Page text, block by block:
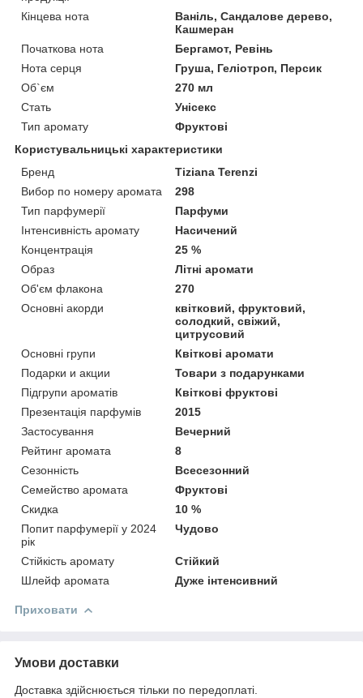
Кінцева нота
Ваніль, Сандалове дерево,
Кашмеран
Початкова нота
Бергамот, Ревінь
Нота серця
Груша, Геліотроп, Персик
Об`єм
270 мл
Стать
Унісекс
Тип аромату
Фруктові
Користувальницькі характеристики
Бренд
Tiziana Terenzi
Вибор по номеру аромата
298
Тип парфумерії
Парфуми
Інтенсивність аромату
Насичений
Концентрація
25 %
Образ
Літні аромати
Об'єм флакона
270
Основні акорди
квітковий, фруктовий,
солодкий, свіжий,
цитрусовий
Основні групи
Квіткові аромати
Подарки и акции
Товари з подарунками
Підгрупи ароматів
Квіткові фруктові
Презентація парфумів
2015
Застосування
Вечерний
Рейтинг аромата
8
Сезонність
Всесезонний
Семейство аромата
Фруктові
Скидка
10 %
Попит парфумерії у 2024
рік
Чудово
Стійкість аромату
Стійкий
Шлейф аромата
Дуже інтенсивний
Приховати
Умови доставки
Доставка здійснюється тільки по передоплаті.